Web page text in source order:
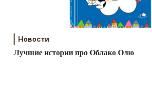
Новости
Лучшие истории про Облако Олю